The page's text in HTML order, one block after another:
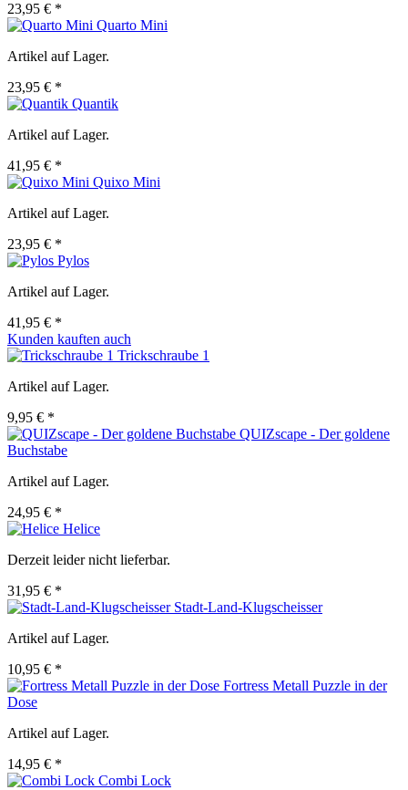
23,95 € *
Quarto Mini
Artikel auf Lager.
23,95 € *
Quantik
Artikel auf Lager.
41,95 € *
Quixo Mini
Artikel auf Lager.
23,95 € *
Pylos
Artikel auf Lager.
41,95 € *
Kunden kauften auch
Trickschraube 1
Artikel auf Lager.
9,95 € *
QUIZscape - Der goldene
Buchstabe
Artikel auf Lager.
24,95 € *
Helice
Derzeit leider nicht lieferbar.
31,95 € *
Stadt-Land-Klugscheisser
Artikel auf Lager.
10,95 € *
Fortress Metall Puzzle in der
Dose
Artikel auf Lager.
14,95 € *
Combi Lock